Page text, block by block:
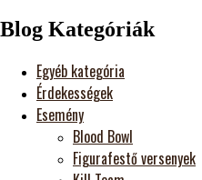
Blog Kategóriák
Egyéb kategória
Érdekességek
Esemény
Blood Bowl
Figurafestő versenyek